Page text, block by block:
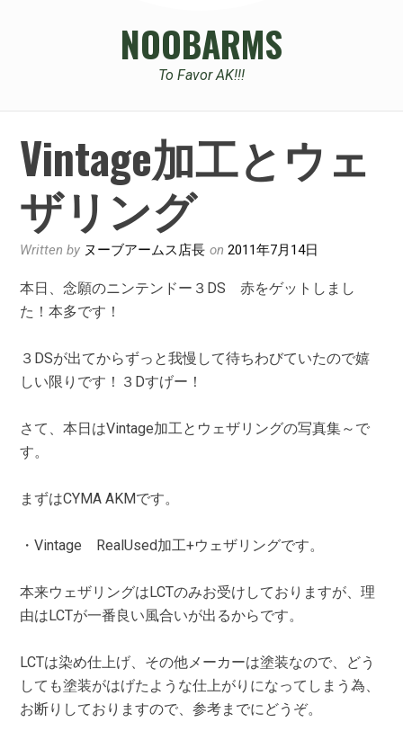
NOOBARMS
To Favor AK!!!
Vintage加工とウェ
ザリング
Written by ヌーブアームス店長 on2011年7月14日
本日、念願のニンテンドー３DS 赤をゲットしまし
た！本多です！
３DSが出てからずっと我慢して待ちわびていたので嬉
しい限りです！３Dすげー！
さて、本日はVintage加工とウェザリングの写真集～で
す。
まずはCYMA AKMです。
・Vintage RealUsed加工+ウェザリングです。
本来ウェザリングはLCTのみお受けしておりますが、理
由はLCTが一番良い風合いが出るからです。
LCTは染め仕上げ、その他メーカーは塗装なので、どう
しても塗装がはげたような仕上がりになってしまう為、
お断りしておりますので、参考までにどうぞ。